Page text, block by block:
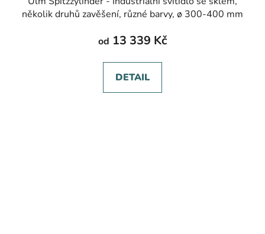
několik druhů zavěšení, různé barvy, ø 300-400 mm
od 13 339 Kč
DETAIL